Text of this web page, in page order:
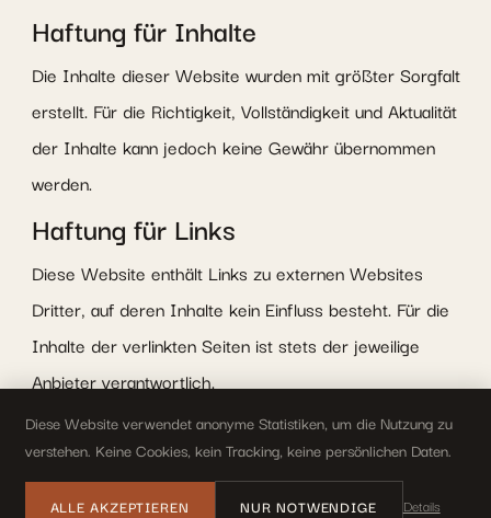
Haftung für Inhalte
Die Inhalte dieser Website wurden mit größter Sorgfalt
erstellt. Für die Richtigkeit, Vollständigkeit und Aktualität
der Inhalte kann jedoch keine Gewähr übernommen
werden.
Haftung für Links
Diese Website enthält Links zu externen Websites
Dritter, auf deren Inhalte kein Einfluss besteht. Für die
Inhalte der verlinkten Seiten ist stets der jeweilige
Anbieter verantwortlich.
Urheberrecht
Werke auf dieser Website unterliegen dem
Diese Website verwendet anonyme Statistiken, um die Nutzung zu
verstehen. Keine Cookies, kein Tracking, keine persönlichen Daten.
ALLE AKZEPTIEREN NUR NOTWENDIGE Details